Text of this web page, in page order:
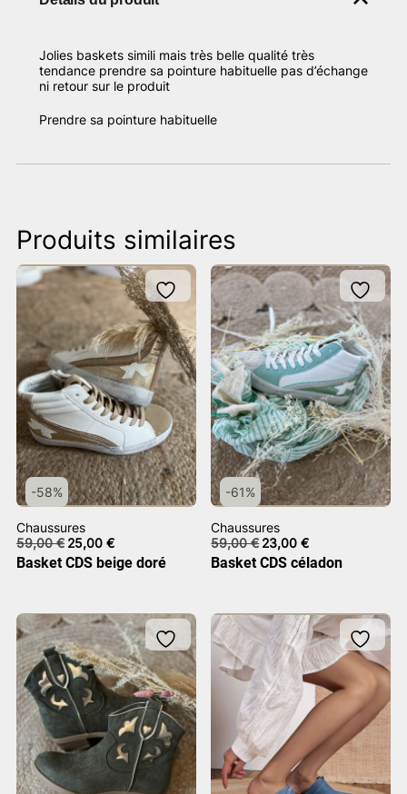
Jolies baskets simili mais très belle qualité très
tendance prendre sa pointure habituelle pas d’échange
ni retour sur le produit
Prendre sa pointure habituelle
Produits similaires
-58%
Chaussures
59,00€ Le
prix
initial
25,00 €Le
prix
actuel
Basket CDS beige doré
-61%
Chaussures
59,00€ Le
prix
initial
23,00€Le
prix
actuel
Basket CDS céladon